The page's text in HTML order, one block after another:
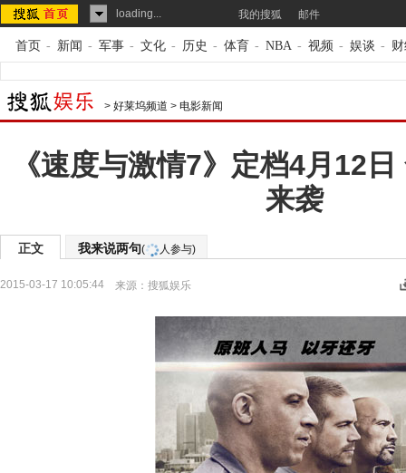
loading... 我的搜狐 邮件
首页 - 新闻 - 军事 - 文化 - 历史 - 体育 - NBA - 视频 - 娱谈 -
> 好莱坞频道 > 电影新闻
《速度与激情7》定档4月12
来袭
正文 我来说两句( 人参与)
2015-03-17 10:05:44 来源： 搜狐娱乐